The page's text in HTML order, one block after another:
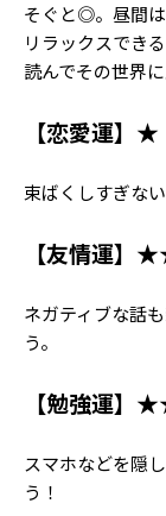
新規
そぐと◎。昼間は
リラックスでき
読んでその世界
【恋愛運】★
束ばくしすぎな
【友情運
ネガティブな話
う。
【勉強運
スマホなどを隠
う！